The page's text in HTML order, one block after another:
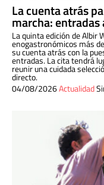
La cuenta atrás
marcha:
La quinta edición de Albir
enogastronómicos más
su cuenta atrás con la
entradas. La cita tendrá
reunir una cuidada
directo.
04/08/2026Actualidad